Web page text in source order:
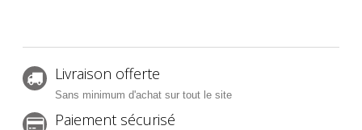
Livraison offerte
Sans minimum d'achat sur tout le site
Paiement sécurisé